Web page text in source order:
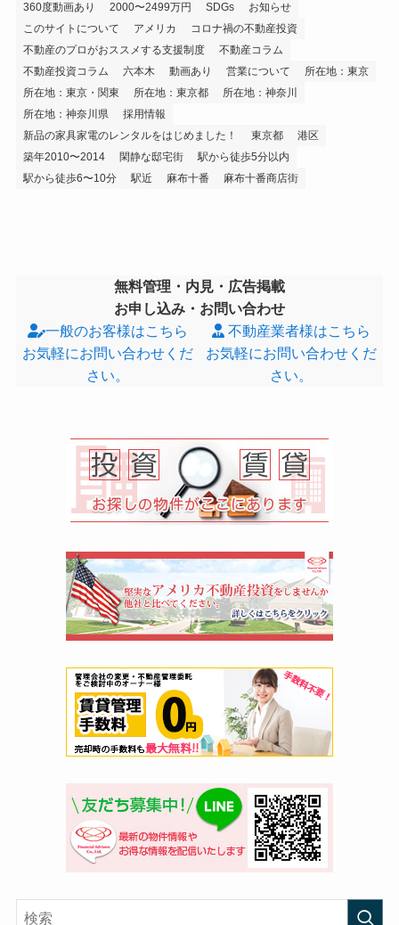
360度動画あり
2000〜2499万円 SDGs
お知らせ
このサイトについて
アメリカ
コロナ禍の不動産投資
不動産のプロがおススメする支援制度
不動産コラム
不動産投資コラム
六本木 動画あり 営業について
所在地：東京
所在地：東京・関東
所在地：東京都
所在地：神奈川
所在地：神奈川県
採用情報
新品の家具家電のレンタルをはじめました！
東京都
港区
築年2010〜2014
閑静な邸宅街
駅から徒歩5分以内
駅から徒歩6〜10分
駅近 麻布十番 麻布十番商店街
無料管理・内見・広告掲載
お申し込み・お問い合わせ
一般のお客様はこちら
お気軽にお問い合わせくだ
さい。
不動産業者様はこちら
お気軽にお問い合わせくだ
さい。